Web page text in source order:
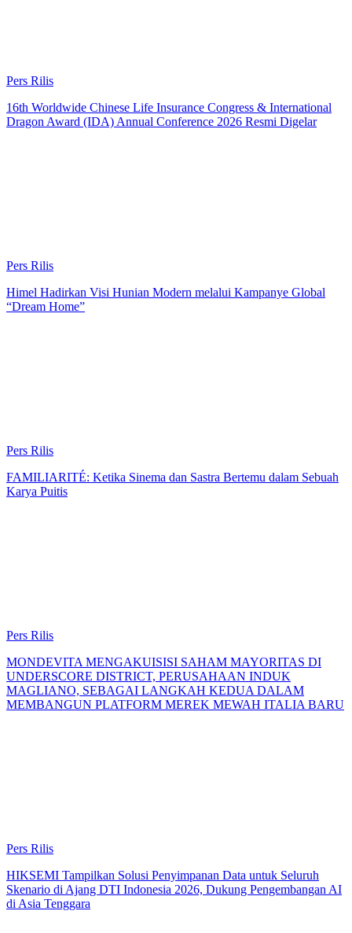
Pers Rilis
16th Worldwide Chinese Life Insurance Congress & International
Dragon Award (IDA) Annual Conference 2026 Resmi Digelar
Pers Rilis
Himel Hadirkan Visi Hunian Modern melalui Kampanye Global
“Dream Home”
Pers Rilis
FAMILIARITÉ: Ketika Sinema dan Sastra Bertemu dalam Sebuah
Karya Puitis
Pers Rilis
MONDEVITA MENGAKUISISI SAHAM MAYORITAS DI
UNDERSCORE DISTRICT, PERUSAHAAN INDUK
MAGLIANO, SEBAGAI LANGKAH KEDUA DALAM
MEMBANGUN PLATFORM MEREK MEWAH ITALIA BARU
Pers Rilis
HIKSEMI Tampilkan Solusi Penyimpanan Data untuk Seluruh
Skenario di Ajang DTI Indonesia 2026, Dukung Pengembangan AI
di Asia Tenggara